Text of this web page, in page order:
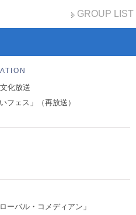
GROUP LIST
化放送
フェス」（再放送）
ーバル・コメディアン」